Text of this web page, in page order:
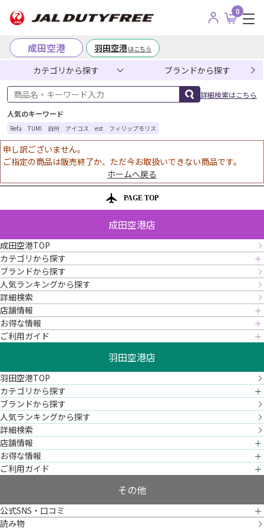
0
成田空港 羽田空港はこちら
カテゴリから探す ブランドから探す
商品名・キーワード入力
詳細検索はこちら
人気のキーワード
Refa TUMI 白州 アイコス est フィリップモリス
申し訳ございません。
ご指定の商品は販売終了か、ただ今お取扱いできない商品です。
ホームへ戻る
PAGE TOP
成田空港店
成田空港TOP
カテゴリから探す
ブランドから探す
人気ランキングから探す
詳細検索
店舗情報
お得な情報
ご利用ガイド
羽田空港店
羽田空港TOP
カテゴリから探す
ブランドから探す
人気ランキングから探す
詳細検索
店舗情報
お得な情報
ご利用ガイド
その他
公式SNS・口コミ
読み物